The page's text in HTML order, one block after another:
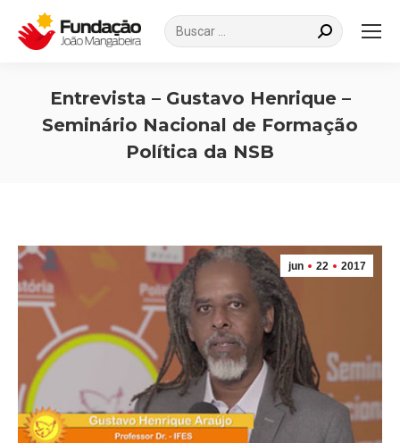
Search:
Entrevista – Gustavo Henrique –
Seminário Nacional de Formação
Política da NSB
jun 22 2017